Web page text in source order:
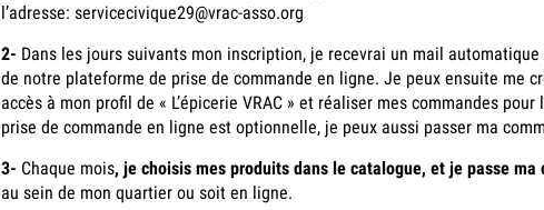
l’adresse: servicecivique29@vrac-asso.org
2- Dans les jours suivants mon inscription, je recevrai un mail automatique
de notre plateforme de prise de commande en ligne. Je peux ensuite me
accès à mon profil de « L’épicerie VRAC » et réaliser mes commandes
prise de commande en ligne est optionnelle, je peux aussi passer ma
3- Chaque mois, je choisis mes produits dans le catalogue, et je passe ma
au sein de mon quartier ou soit en ligne.